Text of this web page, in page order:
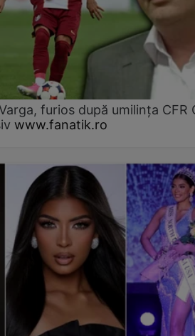
furios după umilința CFR
www.fanatik.ro